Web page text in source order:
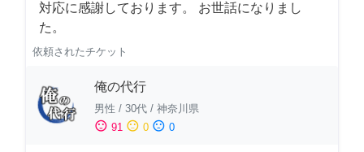
対応に感謝しております。 お世話になりまし
た。
依頼されたチケット
俺の代行
男性 / 30代 / 神奈川県
sentiment_satisfied 91 sentiment_neutral 0 sentiment_dissatisfied 0